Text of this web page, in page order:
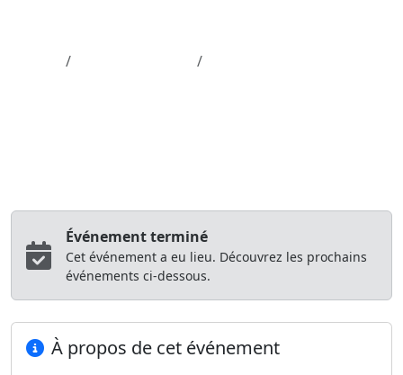
Événement terminé
Cet événement a eu lieu. Découvrez les prochains
événements ci-dessous.
À propos de cet événement